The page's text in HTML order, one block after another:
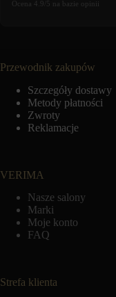
Ocena 4.9/5 na bazie opinii
Przewodnik zakupów
Szczegóły dostawy
Metody płatności
Zwroty
Reklamacje
VERIMA
Nasze salony
Marki
Moje konto
FAQ
Strefa klienta